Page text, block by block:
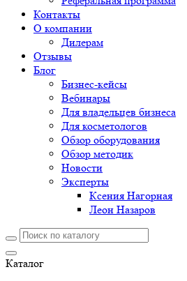
Контакты
О компании
Дилерам
Отзывы
Блог
Бизнес-кейсы
Вебинары
Для владельцев бизнеса
Для косметологов
Обзор оборудования
Обзор методик
Новости
Эксперты
Ксения Нагорная
Леон Назаров
Каталог